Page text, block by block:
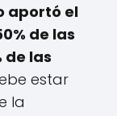
aportó el
de las
de las
estar
la